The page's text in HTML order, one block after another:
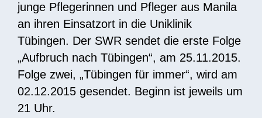
junge Pflegerinnen und Pfleger aus Manila
an ihren Einsatzort in die Uniklinik
Tübingen. Der SWR sendet die erste Folge
„Aufbruch nach Tübingen“, am 25.11.2015.
Folge zwei, „Tübingen für immer“, wird am
02.12.2015 gesendet. Beginn ist jeweils um
21 Uhr.